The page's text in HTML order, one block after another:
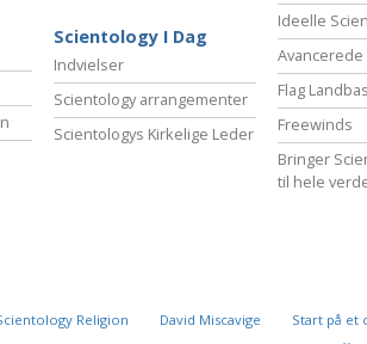
Scientology I Dag
Indvielser
Scientology arrangementer
Scientologys Kirkelige Leder
Ideelle
Flag
Freewinds
Bringer
til hele
Religion David Miscavige Start på et